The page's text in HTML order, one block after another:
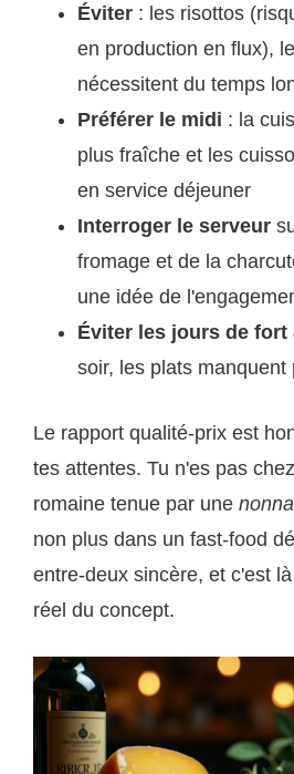
Éviter : les risottos
en production en flux),
nécessitent du temps
Préférer le midi : la
plus fraîche et les
en service déjeuner
Interroger le serveur
fromage et de la
une idée de
Éviter les jours de fort
soir, les plats manquent
Le rapport qualité-prix est
tes attentes. Tu n'es pas
romaine tenue par une nonna
non plus dans un fast-food
entre-deux sincère, et c'est
réel du concept.